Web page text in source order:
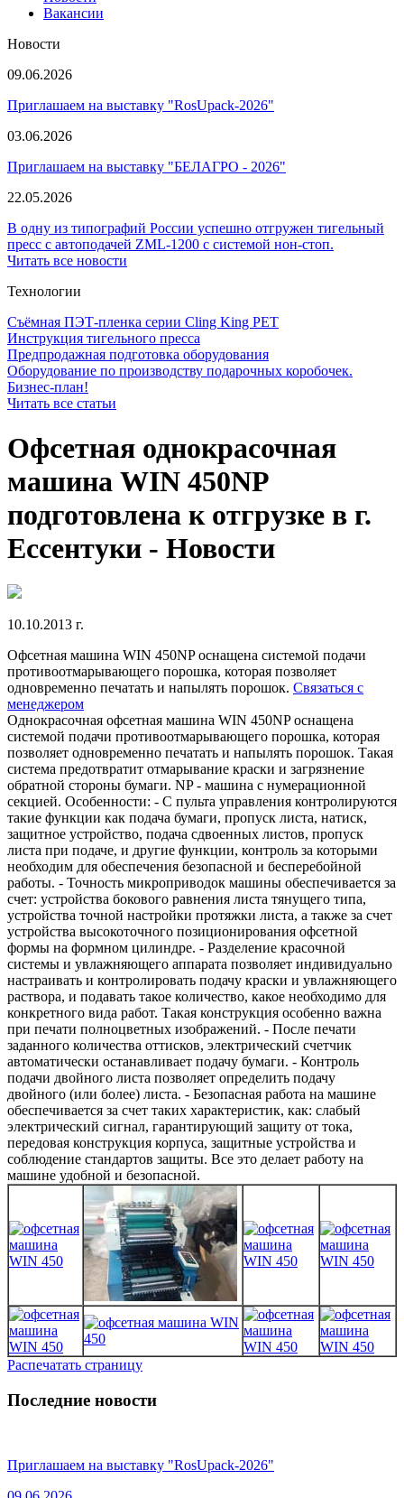
Вакансии
Новости
09.06.2026
Приглашаем на выставку "RosUpack-2026"
03.06.2026
Приглашаем на выставку "БЕЛАГРО - 2026"
22.05.2026
В одну из типографий России успешно отгружен тигельный
пресс с автоподачей ZML-1200 с системой нон-стоп.
Читать все новости
Технологии
Съёмная ПЭТ-пленка серии Cling King PET
Инструкция тигельного пресса
Предпродажная подготовка оборудования
Оборудование по производству подарочных коробочек.
Бизнес-план!
Читать все статьи
Офсетная однокрасочная
машина WIN 450NP
подготовлена к отгрузке в г.
Ессентуки - Новости
10.10.2013 г.
Офсетная машина WIN 450NP оснащена системой подачи
противоотмарывающего порошка, которая позволяет
одновременно печатать и напылять порошок. Связаться с
менеджером
Однокрасочная офсетная машина WIN 450NP оснащена
системой подачи противоотмарывающего порошка, которая
позволяет одновременно печатать и напылять порошок. Такая
система предотвратит отмарывание краски и загрязнение
обратной стороны бумаги. NP - машина с нумерационной
секцией. Особенности: - С пульта управления контролируются
такие функции как подача бумаги, пропуск листа, натиск,
защитное устройство, подача сдвоенных листов, пропуск
листа при подаче, и другие функции, контроль за которыми
необходим для обеспечения безопасной и бесперебойной
работы. - Точность микроприводок машины обеспечивается за
счет: устройства бокового равнения листа тянущего типа,
устройства точной настройки протяжки листа, а также за счет
устройства высокоточного позиционирования офсетной
формы на формном цилиндре. - Разделение красочной
системы и увлажняющего аппарата позволяет индивидуально
настраивать и контролировать подачу краски и увлажняющего
раствора, и подавать такое количество, какое необходимо для
конкретного вида работ. Такая конструкция особенно важна
при печати полноцветных изображений. - После печати
заданного количества оттисков, электрический счетчик
автоматически останавливает подачу бумаги. - Контроль
подачи двойного листа позволяет определить подачу
двойного (или более) листа. - Безопасная работа на машине
обеспечивается за счет таких характеристик, как: слабый
электрический сигнал, гарантирующий защиту от тока,
передовая конструкция корпуса, защитные устройства и
соблюдение стандартов защиты. Все это делает работу на
машине удобной и безопасной.
Распечатать страницу
Последние новости
Приглашаем на выставку "RosUpack-2026"